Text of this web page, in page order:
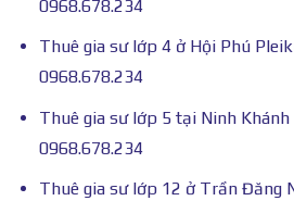
0968.678.234
Thuê gia sư lớp 4 ở Hội Phú
0968.678.234
Thuê gia sư lớp 5 tại Ninh
0968.678.234
Thuê gia sư lớp 12 ở Trần Đăng